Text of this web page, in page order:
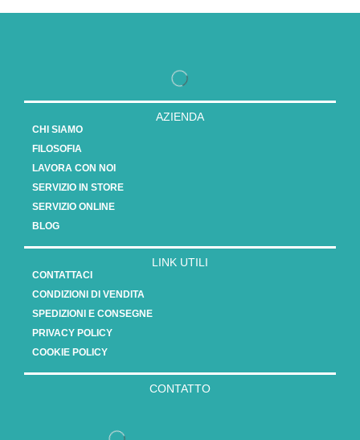
AZIENDA
CHI SIAMO
FILOSOFIA
LAVORA CON NOI
SERVIZIO IN STORE
SERVIZIO ONLINE
BLOG
LINK UTILI
CONTATTACI
CONDIZIONI DI VENDITA
SPEDIZIONI E CONSEGNE
PRIVACY POLICY
COOKIE POLICY
CONTATTO